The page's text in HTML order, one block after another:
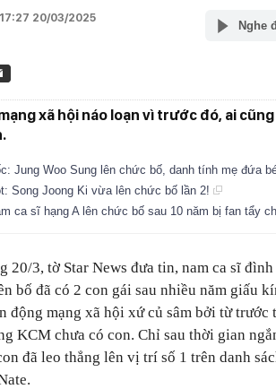
17:27 20/03/2025
Nghe
xã hội náo loạn vì trước đó, ai
Jung Woo Sung lên chức bố, danh tính mẹ đứa
Song Joong Ki vừa lên chức bố lần 2!
ca sĩ hạng A lên chức bố sau 10 năm bị fan tẩy
20/3, tờ Star News đưa tin, nam ca sĩ
bố đã có 2 con gái sau nhiều năm giấu
động mạng xã hội xứ củ sâm bởi từ
KCM chưa có con. Chỉ sau thời gian
đã leo thẳng lên vị trí số 1 trên danh